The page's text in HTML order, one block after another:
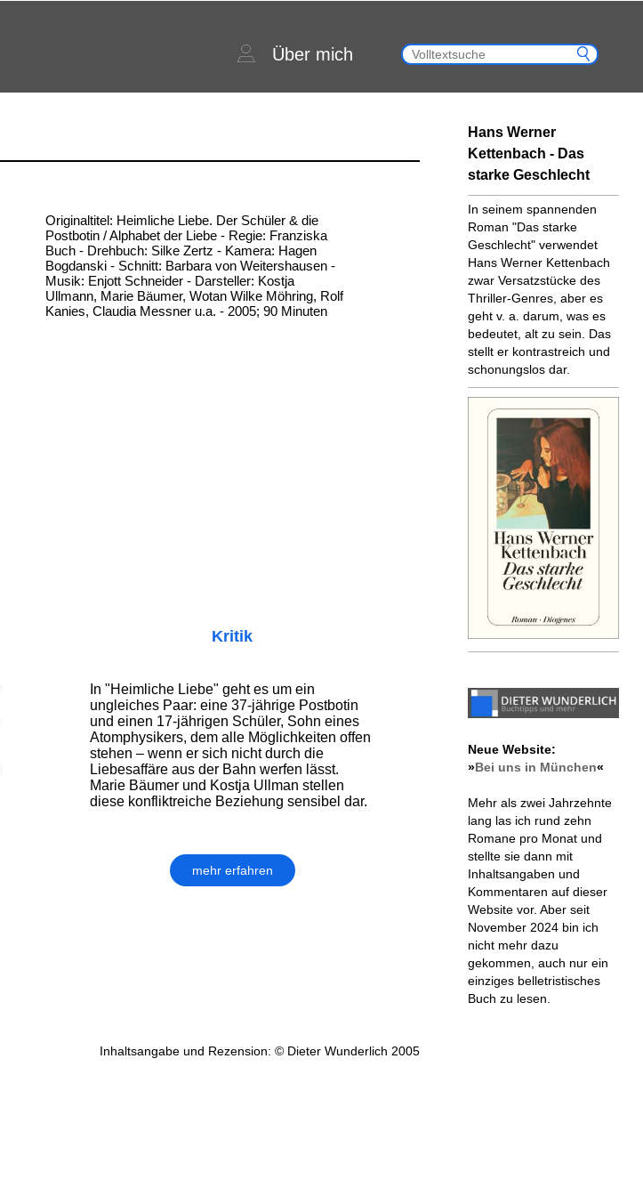
Über mich
Originaltitel: Heimliche Liebe. Der Schüler & die
Postbotin / Alphabet der Liebe - Regie: Franziska
Buch - Drehbuch: Silke Zertz - Kamera: Hagen
Bogdanski - Schnitt: Barbara von Weitershausen -
Musik: Enjott Schneider - Darsteller: Kostja
Ullmann, Marie Bäumer, Wotan Wilke Möhring, Rolf
Kanies, Claudia Messner u.a. - 2005; 90 Minuten
Kritik
In "Heimliche Liebe" geht es um ein
ungleiches Paar: eine 37-jährige Postbotin
und einen 17-jährigen Schüler, Sohn eines
Atomphysikers, dem alle Möglichkeiten offen
stehen – wenn er sich nicht durch die
Liebesaffäre aus der Bahn werfen lässt.
Marie Bäumer und Kostja Ullman stellen
diese konfliktreiche Beziehung sensibel dar.
mehr erfahren
Inhaltsangabe und Rezension: © Dieter Wunderlich 2005
Hans Werner
Kettenbach - Das
starke Geschlecht
In seinem spannenden
Roman "Das starke
Geschlecht" verwendet
Hans Werner Kettenbach
zwar Versatzstücke des
Thriller-Genres, aber es
geht v. a. darum, was es
bedeutet, alt zu sein. Das
stellt er kontrastreich und
schonungslos dar.
Neue Website:
»Bei uns in München«
Mehr als zwei Jahrzehnte
lang las ich rund zehn
Romane pro Monat und
stellte sie dann mit
Inhaltsangaben und
Kommentaren auf dieser
Website vor. Aber seit
November 2024 bin ich
nicht mehr dazu
gekommen, auch nur ein
einziges belletristisches
Buch zu lesen.